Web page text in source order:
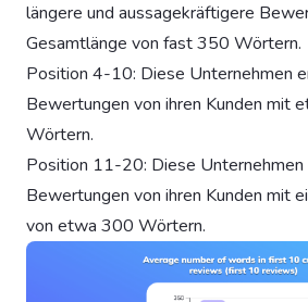
längere und aussagekräftigere
Gesamtlänge von fast 350 Wörtern.
Position 4-10: Diese Unternehmen
Bewertungen von ihren Kunden mit
Wörtern.
Position 11-20: Diese Unternehmen
Bewertungen von ihren Kunden mit
von etwa 300 Wörtern.